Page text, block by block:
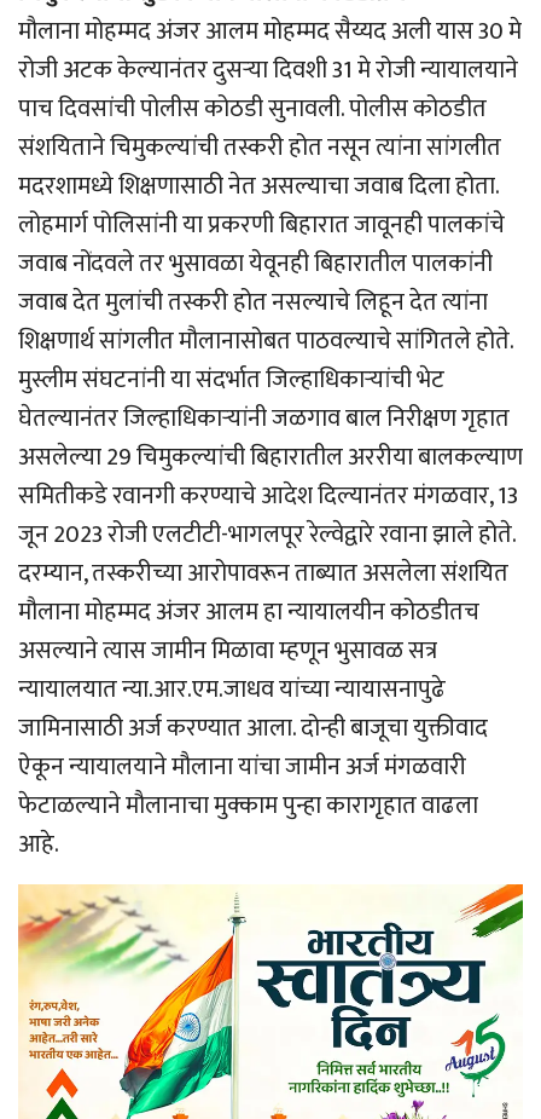
मौलाना मोहम्मद अंजर आलम मोहम्मद सैय्यद अली यास 30 मे
रोजी अटक केल्यानंतर दुसर्‍या दिवशी 31 मे रोजी न्यायालयाने
पाच दिवसांची पोलीस कोठडी सुनावली. पोलीस कोठडीत
संशयिताने चिमुकल्यांची तस्करी होत नसून त्यांना सांगलीत
मदरशामध्ये शिक्षणासाठी नेत असल्याचा जवाब दिला होता.
लोहमार्ग पोलिसांनी या प्रकरणी बिहारात जावूनही पालकांचे
जवाब नोंदवले तर भुसावळा येवूनही बिहारातील पालकांनी
जवाब देत मुलांची तस्करी होत नसल्याचे लिहून देत त्यांना
शिक्षणार्थ सांगलीत मौलानासोबत पाठवल्याचे सांगितले होते.
मुस्लीम संघटनांनी या संदर्भात जिल्हाधिकार्‍यांची भेट
घेतल्यानंतर जिल्हाधिकार्‍यांनी जळगाव बाल निरीक्षण गृहात
असलेल्या 29 चिमुकल्यांची बिहारातील अररीया बालकल्याण
समितीकडे रवानगी करण्याचे आदेश दिल्यानंतर मंगळवार, 13
जून 2023 रोजी एलटीटी-भागलपूर रेल्वेद्वारे रवाना झाले होते.
दरम्यान, तस्करीच्या आरोपावरून ताब्यात असलेला संशयित
मौलाना मोहम्मद अंजर आलम हा न्यायालयीन कोठडीतच
असल्याने त्यास जामीन मिळावा म्हणून भुसावळ सत्र
न्यायालयात न्या.आर.एम.जाधव यांच्या न्यायासनापुढे
जामिनासाठी अर्ज करण्यात आला. दोन्ही बाजूचा युक्तीवाद
ऐकून न्यायालयाने मौलाना यांचा जामीन अर्ज मंगळवारी
फेटाळल्याने मौलानाचा मुक्काम पुन्हा कारागृहात वाढला
आहे.